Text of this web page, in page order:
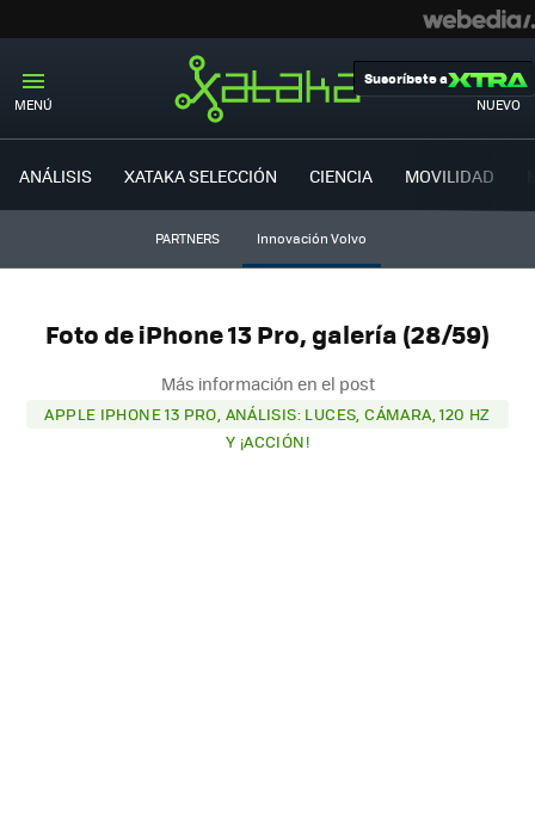
MENÚ NUEVO
Suscríbete a
ANÁLISIS XATAKA SELECCIÓN CIENCIA MOVILIDAD
PARTNERS Innovación Volvo
Foto de iPhone 13 Pro, galería (28/59)
Más información en el post
APPLE IPHONE 13 PRO, ANÁLISIS: LUCES, CÁMARA, 120 HZ
Y ¡ACCIÓN!